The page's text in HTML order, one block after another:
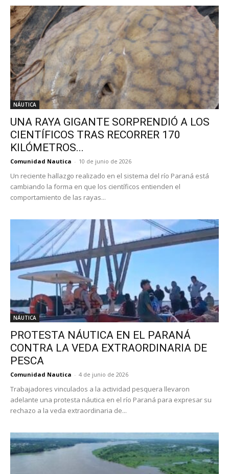
NÁUTICA
UNA RAYA GIGANTE SORPRENDIÓ A LOS
CIENTÍFICOS TRAS RECORRER 170
KILÓMETROS...
Comunidad Nautica - 10 de junio de 2026
Un reciente hallazgo realizado en el sistema del río Paraná está
cambiando la forma en que los científicos entienden el
comportamiento de las rayas...
NÁUTICA
PROTESTA NÁUTICA EN EL PARANÁ
CONTRA LA VEDA EXTRAORDINARIA DE
PESCA
Comunidad Nautica - 4 de junio de 2026
Trabajadores vinculados a la actividad pesquera llevaron
adelante una protesta náutica en el río Paraná para expresar su
rechazo a la veda extraordinaria de...